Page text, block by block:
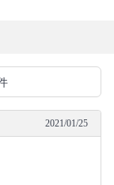
2021/01/25